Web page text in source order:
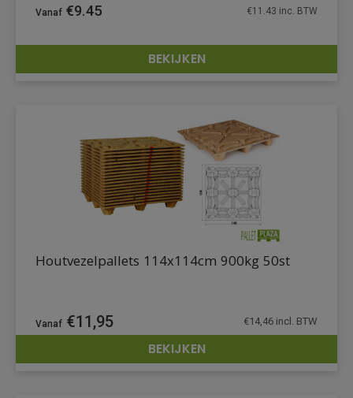
DETAILS
€9.45 €11.43 inc. BTW
BEKIJKEN
DETAILS
Houtvezelpallets 114x114cm 900kg 50st
€11,95 €14,46 incl. BTW
BEKIJKEN